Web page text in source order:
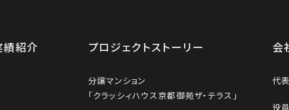
績紹介 プロジェクトストーリー
分譲マンション
「クラッシィハウス京都御苑ザ・テラス」
会
代
役